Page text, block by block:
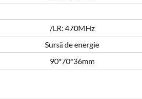
/LR: 470MHz
Sursă de energie
90*70*36mm